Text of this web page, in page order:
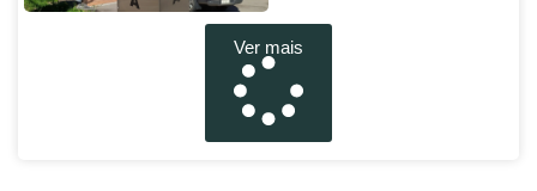
Ver mais